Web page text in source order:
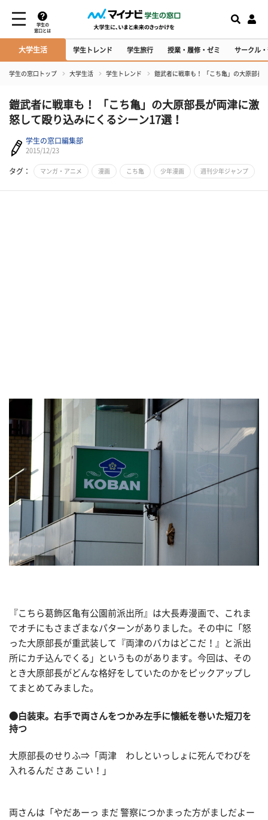
学生の
窓口とは
大学生活 学生トレンド 学生旅行 授業・履修・ゼミ サークル
学生の窓口トップ 大学生活 学生トレンド 鎧武者に戦車も！ 「こち亀」の大原部長
鎧武者に戦車も！ 「こち亀」の大原部長が両津に激
怒して殴り込みにくるシーン17選！
学生の窓口編集部
2015/12/23
タグ： マンガ・アニメ 漫画 こち亀 少年漫画 週刊少年ジャンプ
『こちら葛飾区亀有公園前派出所』は大長寿漫画で、これま
でオチにもさまざまなパターンがありました。その中に「怒
った大原部長が重武装して『両津のバカはどこだ！』と派出
所にカチ込んでくる」というものがあります。今回は、その
とき大原部長がどんな格好をしていたのかをピックアップし
てまとめてみました。
●白装束。右手で両さんをつかみ左手に懐紙を巻いた短刀を
持つ
大原部長のせりふ⇒「両津 わしといっしょに死んでわびを
入れるんだ さあ こい！」
両さんは「やだあーっ まだ 警察につかまった方がましだよー